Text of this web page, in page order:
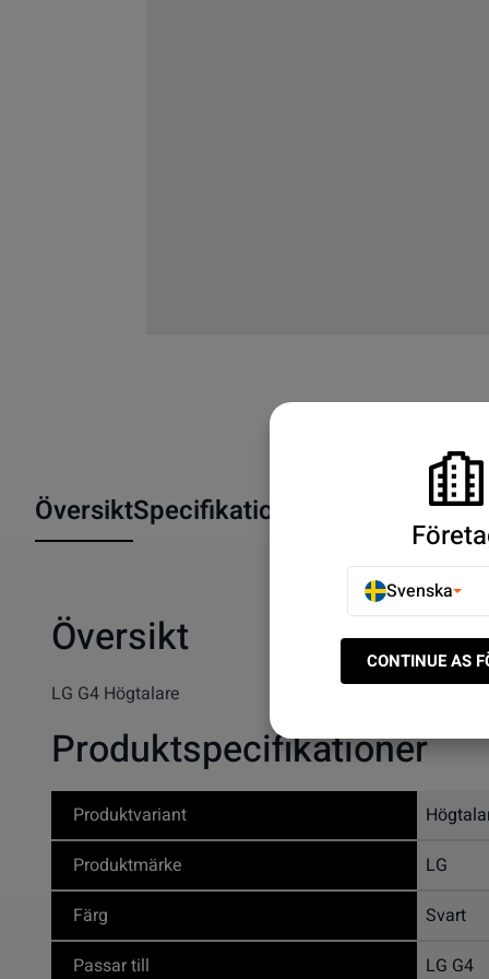
ÖversiktSpecifikationer
Översikt
LG G4 Högtalare
Produktspecifikationer
Produktvariant
Produktmärke
LG
Färg
Svart
Passar till
LG G4
Svenska
CONTINUE AS